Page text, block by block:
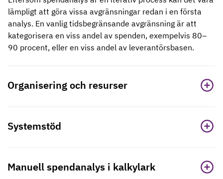
lämpligt att göra vissa avgränsningar redan i en första
analys. En vanlig tidsbegränsande avgränsning är att
kategorisera en viss andel av spenden, exempelvis 80–
90 procent, eller en viss andel av leverantörsbasen.
Organisering och resurser
Systemstöd
Manuell spendanalys i kalkylark